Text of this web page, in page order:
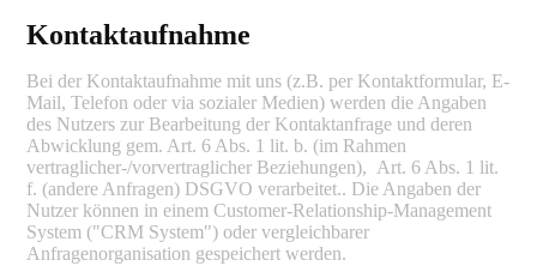
Kontaktaufnahme
Bei der Kontaktaufnahme mit uns (z.B. per Kontaktformular, E-
Mail, Telefon oder via sozialer Medien) werden die Angaben
des Nutzers zur Bearbeitung der Kontaktanfrage und deren
Abwicklung gem. Art. 6 Abs. 1 lit. b. (im Rahmen
vertraglicher-/vorvertraglicher Beziehungen), Art. 6 Abs. 1 lit.
f. (andere Anfragen) DSGVO verarbeitet.. Die Angaben der
Nutzer können in einem Customer-Relationship-Management
System ("CRM System") oder vergleichbarer
Anfragenorganisation gespeichert werden.